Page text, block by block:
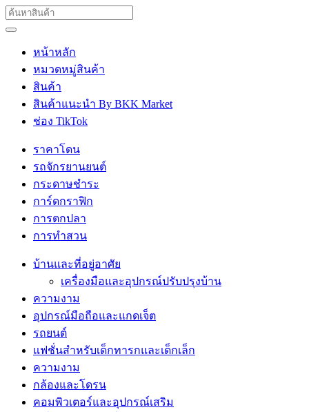
หน้าหลัก
หมวดหมู่สินค้า
สินค้า
สินค้าแนะนำ By BKK Market
ช่อง TikTok
ราคาโดน
รถจักรยานยนต์
กระดาษชำระ
การ์ดกราฟิก
การตกปลา
การทำสวน
บ้านและที่อยู่อาศัย
เครื่องมือและอุปกรณ์ปรับปรุงบ้าน
ความงาม
อุปกรณ์มือถือและแกดเจ็ต
รถยนต์
แฟชั่นสำหรับเด็กทารกและเด็กเล็ก
ความงาม
กล้องและโดรน
คอมพิวเตอร์และอุปกรณ์เสริม